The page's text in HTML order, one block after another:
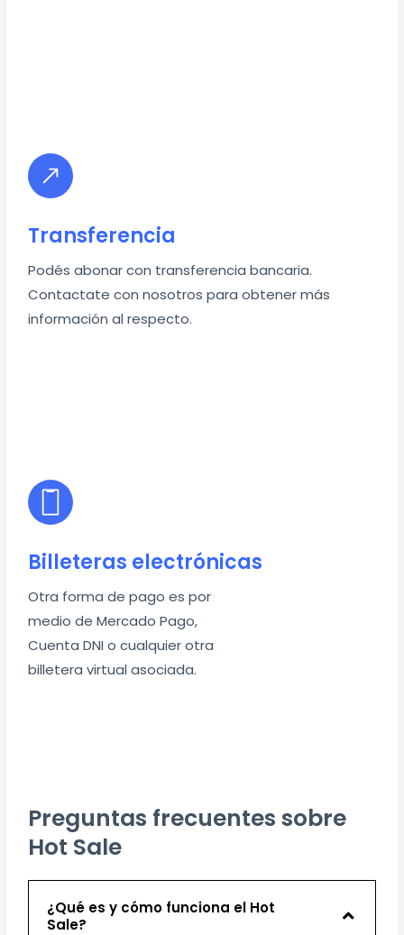
Transferencia
Podés abonar con transferencia bancaria.
Contactate con nosotros para obtener más
información al respecto.
Billeteras electrónicas
Otra forma de pago es por
medio de Mercado Pago,
Cuenta DNI o cualquier otra
billetera virtual asociada.
Preguntas frecuentes sobre
Hot Sale
¿Qué es y cómo funciona el Hot
Sale?